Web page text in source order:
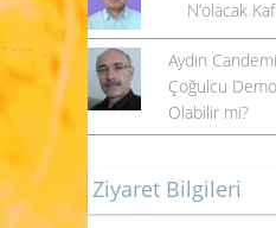
N’olacak
Aydın
Çoğulcu
Olabilir mi?
Ziyaret Bilgileri